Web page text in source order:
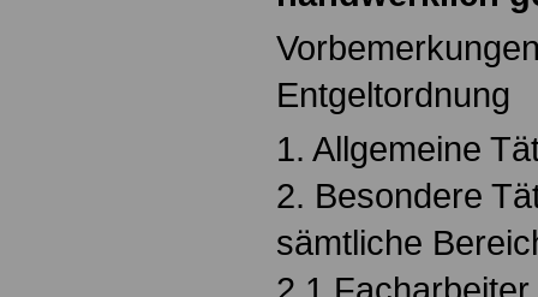
Entgeltordnung
1. Allgemeine
2. Besondere
sämtliche